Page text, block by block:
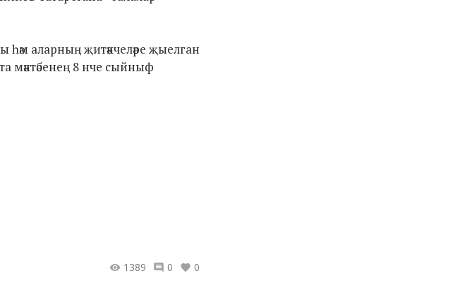
аларның җитәкчеләре җыелган
мәктәбенең 8 нче сыйныф
1389 0 0